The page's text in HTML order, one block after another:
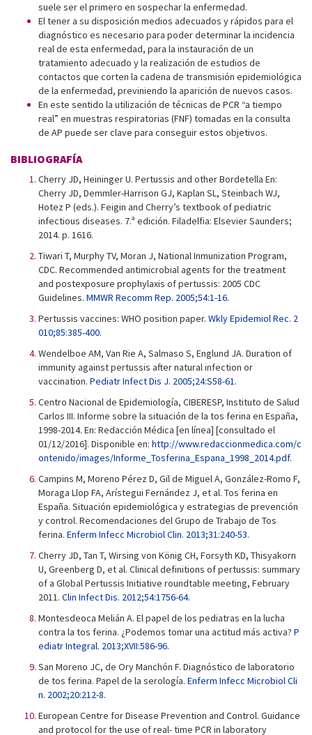
suele ser el primero en sospechar la enfermedad.
El tener a su disposición medios adecuados y rápidos para el
diagnóstico es necesario para poder determinar la incidencia
real de esta enfermedad, para la instauración de un
tratamiento adecuado y la realización de estudios de
contactos que corten la cadena de transmisión epidemiológica
de la enfermedad, previniendo la aparición de nuevos casos.
En este sentido la utilización de técnicas de PCR “a tiempo
real” en muestras respiratorias (FNF) tomadas en la consulta
de AP puede ser clave para conseguir estos objetivos.
BIBLIOGRAFÍA
Cherry JD, Heininger U. Pertussis and other Bordetella En:
Cherry JD, Demmler-Harrison GJ, Kaplan SL, Steinbach WJ,
Hotez P (eds.). Feigin and Cherry’s textbook of pediatric
infectious diseases. 7.ª edición. Filadelfia: Elsevier Saunders;
2014. p. 1616.
Tiwari T, Murphy TV, Moran J, National Inmunization Program,
CDC. Recommended antimicrobial agents for the treatment
and postexposure prophylaxis of pertussis: 2005 CDC
Guidelines. MMWR Recomm Rep. 2005;54:1-16.
Pertussis vaccines: WHO position paper. Wkly Epidemiol Rec. 2
010;85:385-400.
Wendelboe AM, Van Rie A, Salmaso S, Englund JA. Duration of
immunity against pertussis after natural infection or
vaccination. Pediatr Infect Dis J. 2005;24:S58-61.
Centro Nacional de Epidemiología, CIBERESP, Instituto de Salud
Carlos III. Informe sobre la situación de la tos ferina en España,
1998-2014. En: Redacción Médica [en línea] [consultado el
01/12/2016]. Disponible en: http://www.redaccionmedica.com/c
ontenido/images/Informe_Tosferina_Espana_1998_2014.pdf.
Campins M, Moreno Pérez D, Gil de Miguel A, González-Romo F,
Moraga Llop FA, Arístegui Fernández J, et al. Tos ferina en
España. Situación epidemiológica y estrategias de prevención
y control. Recomendaciones del Grupo de Trabajo de Tos
ferina. Enferm Infecc Microbiol Clin. 2013;31:240-53.
Cherry JD, Tan T, Wirsing von König CH, Forsyth KD, Thisyakorn
U, Greenberg D, et al. Clinical definitions of pertussis: summary
of a Global Pertussis Initiative roundtable meeting, February
2011. Clin Infect Dis. 2012;54:1756-64.
Montesdeoca Melián A. El papel de los pediatras en la lucha
contra la tos ferina. ¿Podemos tomar una actitud más activa? P
ediatr Integral. 2013;XVII:586-96.
San Moreno JC, de Ory Manchón F. Diagnóstico de laboratorio
de tos ferina. Papel de la serología. Enferm Infecc Microbiol Cli
n. 2002;20:212-8.
European Centre for Disease Prevention and Control. Guidance
and protocol for the use of real- time PCR in laboratory